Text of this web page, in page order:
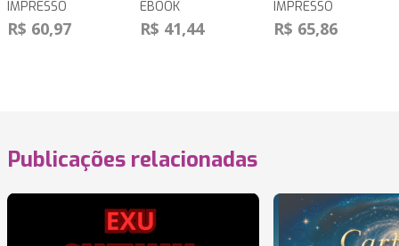
IMPRESSO
R$ 60,97
EBOOK
R$ 41,44
IMPRESSO
R$ 65,86
Publicações relacionadas